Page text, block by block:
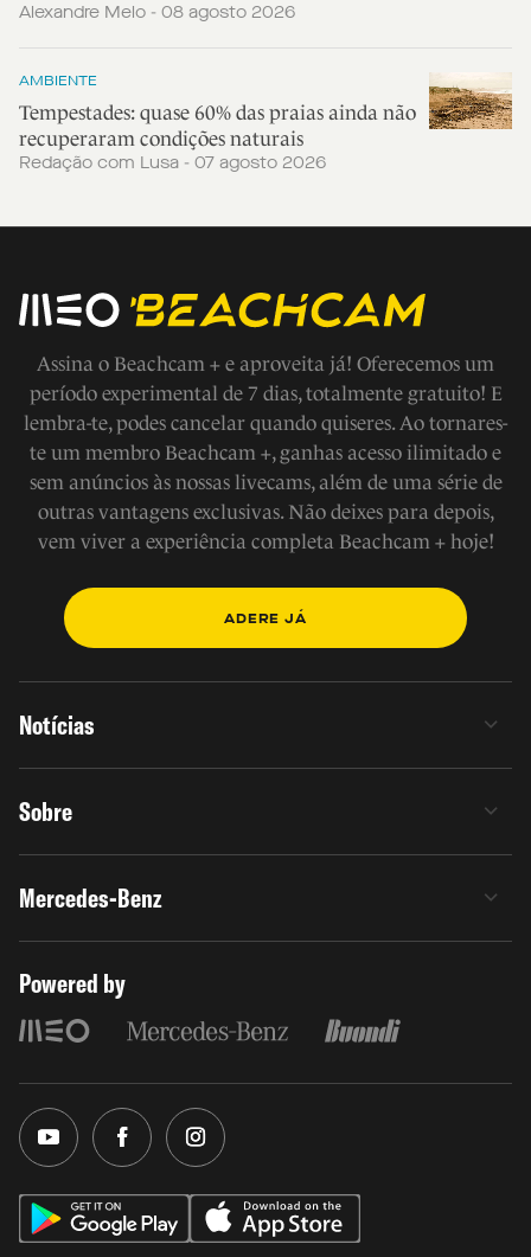
Alexandre Melo - 08 agosto 2026
AMBIENTE
Tempestades: quase 60% das praias ainda não
recuperaram condições naturais
Redação com Lusa - 07 agosto 2026
Assina o Beachcam + e aproveita já! Oferecemos um
período experimental de 7 dias, totalmente gratuito! E
lembra-te, podes cancelar quando quiseres. Ao tornares-
te um membro Beachcam +, ganhas acesso ilimitado e
sem anúncios às nossas livecams, além de uma série de
outras vantagens exclusivas. Não deixes para depois,
vem viver a experiência completa Beachcam + hoje!
ADERE JÁ
Notícias
Sobre
Mercedes-Benz
Powered by